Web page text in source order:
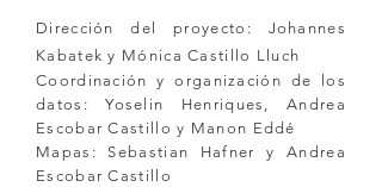
Dirección del proyecto: Johannes
Kabatek y Mónica Castillo Lluch
Coordinación y organización de los
datos: Yoselin Henriques, Andrea
Escobar Castillo y Manon Eddé
Mapas: Sebastian Hafner y Andrea
Escobar Castillo